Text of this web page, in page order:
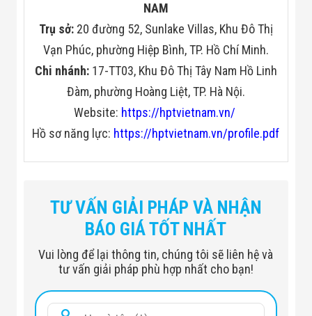
NAM
Trụ sở: 20 đường 52, Sunlake Villas, Khu Đô Thị
Vạn Phúc, phường Hiệp Bình, TP. Hồ Chí Minh.
Chi nhánh:17-TT03, Khu Đô Thị Tây Nam Hồ Linh
Đàm, phường Hoàng Liệt, TP. Hà Nội.
Website: https://hptvietnam.vn/
Hồ sơ năng lực: https://hptvietnam.vn/profile.pdf
TƯ VẤN GIẢI PHÁP VÀ NHẬN
BÁO GIÁ TỐT NHẤT
Vui lòng để lại thông tin, chúng tôi sẽ liên hệ và
tư vấn giải pháp phù hợp nhất cho bạn!